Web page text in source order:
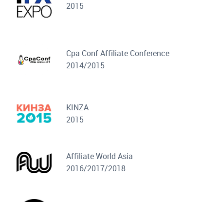
2015
Cpa Conf Affiliate Conference
2014/2015
KINZA
2015
Affiliate World Asia
2016/2017/2018